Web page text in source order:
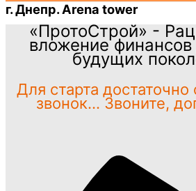
г. Днепр. Arena tower
«ПротоСтрой» -
вложение финансов
будущих
Для старта достаточно
звонок... Звоните,